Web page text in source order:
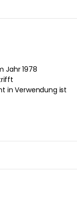
Jahr 1978
in Verwendung ist